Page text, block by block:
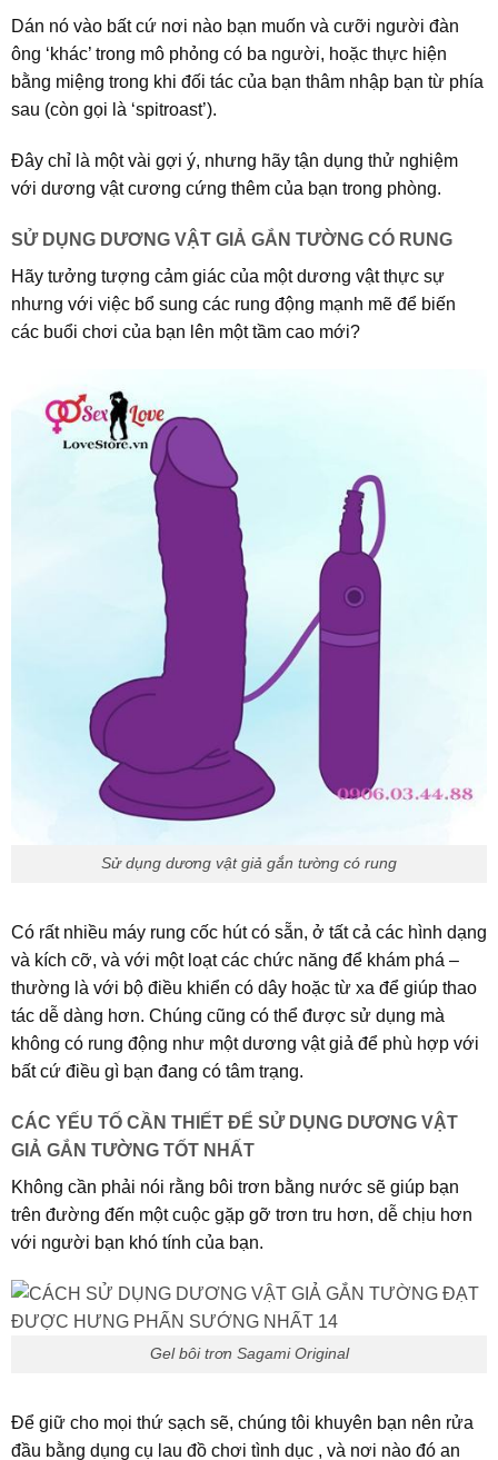
Dán nó vào bất cứ nơi nào bạn muốn và cưỡi người đàn
ông ‘khác’ trong mô phỏng có ba người, hoặc thực hiện
bằng miệng trong khi đối tác của bạn thâm nhập bạn từ phía
sau (còn gọi là ‘spitroast’).
Đây chỉ là một vài gợi ý, nhưng hãy tận dụng thử nghiệm
với dương vật cương cứng thêm của bạn trong phòng.
SỬ DỤNG DƯƠNG VẬT GIẢ GẮN TƯỜNG CÓ RUNG
Hãy tưởng tượng cảm giác của một dương vật thực sự
nhưng với việc bổ sung các rung động mạnh mẽ để biến
các buổi chơi của bạn lên một tầm cao mới?
Sử dụng dương vật giả gắn tường có rung
Có rất nhiều máy rung cốc hút có sẵn, ở tất cả các hình dạng
và kích cỡ, và với một loạt các chức năng để khám phá –
thường là với bộ điều khiển có dây hoặc từ xa để giúp thao
tác dễ dàng hơn. Chúng cũng có thể được sử dụng mà
không có rung động như một dương vật giả để phù hợp với
bất cứ điều gì bạn đang có tâm trạng.
CÁC YẾU TỐ CẦN THIẾT ĐỂ SỬ DỤNG DƯƠNG VẬT
GIẢ GẮN TƯỜNG TỐT NHẤT
Không cần phải nói rằng bôi trơn bằng nước sẽ giúp bạn
trên đường đến một cuộc gặp gỡ trơn tru hơn, dễ chịu hơn
với người bạn khó tính của bạn.
Gel bôi trơn Sagami Original
Để giữ cho mọi thứ sạch sẽ, chúng tôi khuyên bạn nên rửa
đầu bằng dụng cụ lau đồ chơi tình dục , và nơi nào đó an